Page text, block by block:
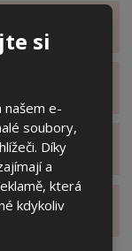
si
našem e-
soubory,
Díky
a
která
kdykoliv